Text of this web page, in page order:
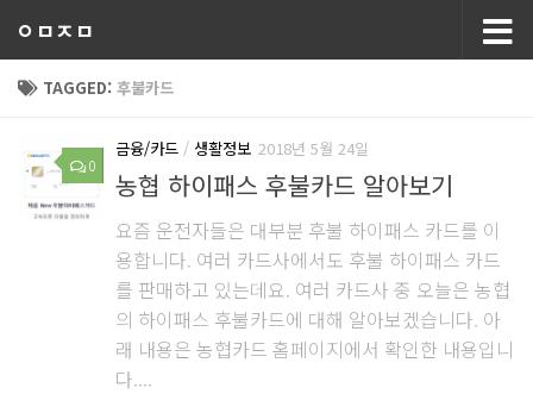
ㅇㅁㅈㅁ
TAGGED:후불카드
0
금융/카드 / 생활정보 2018년 5월 24일
농협 하이패스 후불카드 알아보기
요즘 운전자들은 대부분 후불 하이패스 카드를 이
용합니다. 여러 카드사에서도 후불 하이패스 카드
를 판매하고 있는데요. 여러 카드사 중 오늘은 농협
의 하이패스 후불카드에 대해 알아보겠습니다. 아
래 내용은 농협카드 홈페이지에서 확인한 내용입니
다....